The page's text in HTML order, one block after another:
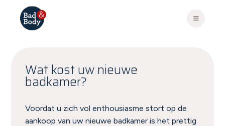
Wat kost uw nieuwe
badkamer?
Voordat u zich vol enthousiasme stort op de
aankoop van uw nieuwe badkamer is het prettig